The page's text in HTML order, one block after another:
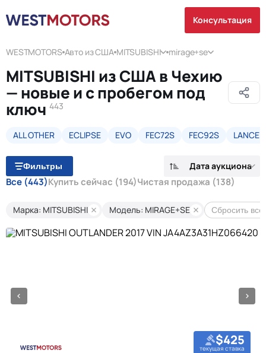
Консультация
WESTMOTORS Авто из США MITSUBISHI mirage+se
MITSUBISHI из США в Чехию
— новые и с пробегом под
ключ 443
ALL OTHER ECLIPSE EVO FEC72S FEC92S LANCER
Фильтры Дата аукциона
Все (443)Купить сейчас (194)Чистая продажа (138)
Марка: MITSUBISHI Модель: MIRAGE+SE Сбросить все
$425
текущая ставка